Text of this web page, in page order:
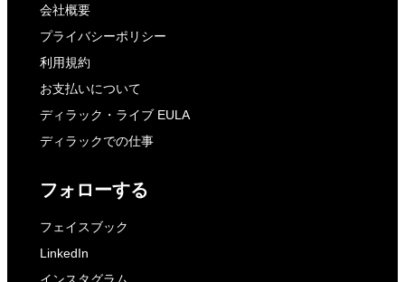
会社概要
プライバシーポリシー
利用規約
お支払いについて
ディラック・ライブ EULA
ディラックでの仕事
フォローする
フェイスブック
LinkedIn